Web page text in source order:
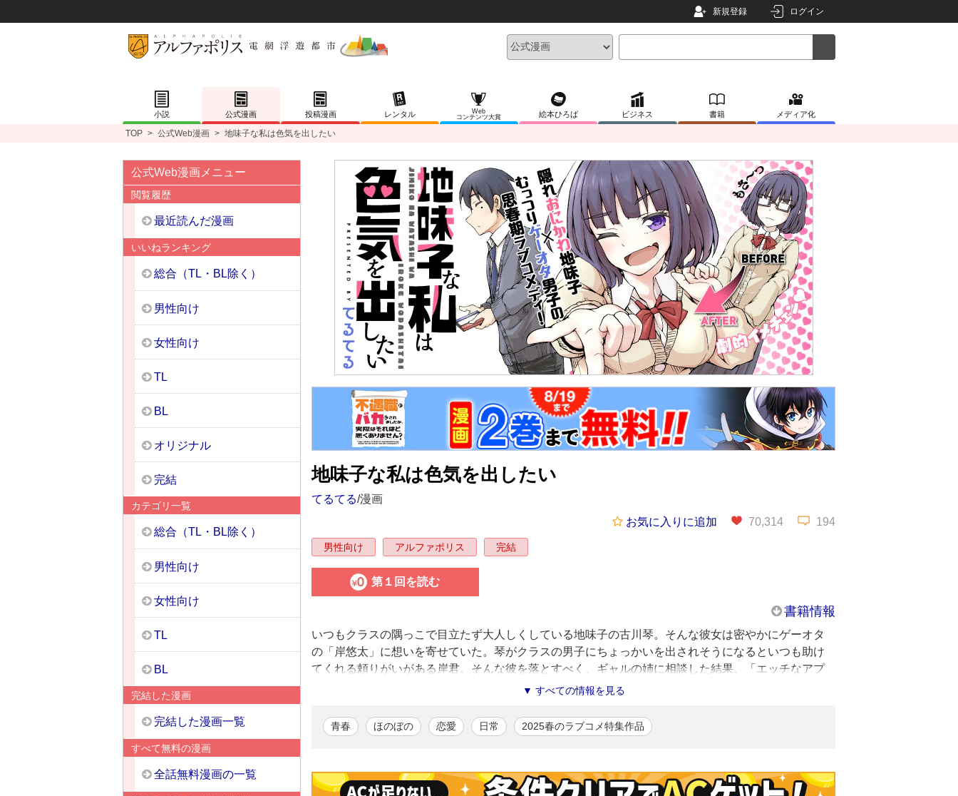
新規登録 ログイン
小説 公式漫画 投稿漫画 レンタル
Web
コンテンツ大賞
絵本ひろば ビジネス 書籍 メディア化
TOP > 公式Web漫画 > 地味子な私は色気を出したい
地味子な私は色気を出したい
てるてる/漫画
お気に入りに追加
70,314 194
男性向け アルファポリス 完結
第１回を読む
書籍情報
いつもクラスの隅っこで目立たず大人しくしている地味子の古川琴。そんな彼女は密やかにゲーオタ
の「岸悠太」に想いを寄せていた。琴がクラスの男子にちょっかいを出されそうになるといつも助け
てくれる頼りがいがある岸君。そんな彼を落とすべく、ギャルの姉に相談した結果、「エッチなアプ
ローチ」を試してみることに!? 岸君はそんな変態じゃない――そう信じるも意外と短くしたスカート
キング10位の人気作が満を持して短期集中連載化！
「知的で文系な私が取り乱すVLOG」で第18回漫画大賞 春の陣奨励賞受賞。その後、「地味子な私は色気を出し
たい」を個人で投稿したところアルファポリス投稿漫画ランキング1位、ニコニコ漫画青年ランキング10位を記
▼ すべての情報を見る
青春 ほのぼの 恋愛 日常 2025春のラブコメ特集作品
公式Web漫画メニュー
閲覧履歴
最近読んだ漫画
いいねランキング
総合（TL・BL除く）
男性向け
女性向け
TL
BL
オリジナル
完結
カテゴリ一覧
総合（TL・BL除く）
男性向け
女性向け
TL
BL
完結した漫画
完結した漫画一覧
すべて無料の漫画
全話無料漫画の一覧